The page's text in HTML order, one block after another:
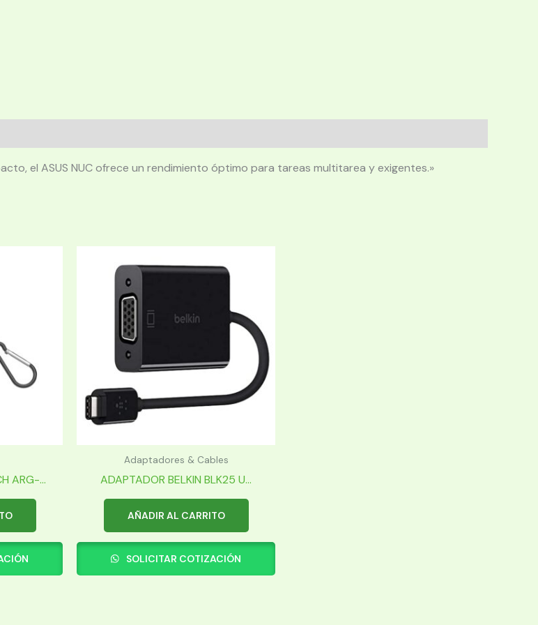
el ASUS NUC ofrece un rendimiento óptimo para tareas multitarea y exigentes.»
ARG-...
Adaptadores & Cables
ADAPTADOR BELKIN BLK25 U...
AÑADIR AL CARRITO
SOLICITAR COTIZACIÓN